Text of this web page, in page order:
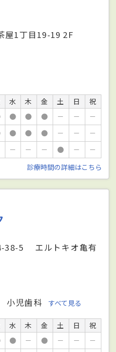
屋1丁目19-19 2F
水 木 金 土 日
祝
● ● ● － －
－
● ● ● － －
－
－ － － ● －
－
診療時間の詳細はこちら
38-5 エルトキオ亀有
小児歯科 すべて見る
水 木 金 土 日
祝
● － ● － －
－